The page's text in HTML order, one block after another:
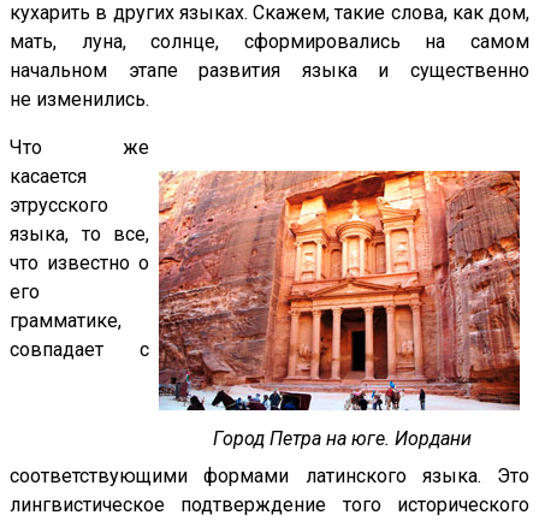
кухарить в других языках. Скажем, такие слова, как дом,
мать, луна, солнце, сформировались на самом
начальном этапе развития языка и существенно
не изменились.
Город Петра на юге. Иордани
Что же
касается
этрусского
языка, то все,
что известно о
его
грамматике,
совпадает с
соответствующими формами латинского языка. Это
лингвистическое подтверждение того исторического